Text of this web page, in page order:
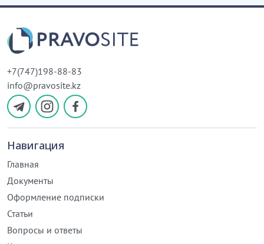
+7(747)198-88-83
info@pravosite.kz
Навигация
Главная
Документы
Оформление подписки
Статьи
Вопросы и ответы